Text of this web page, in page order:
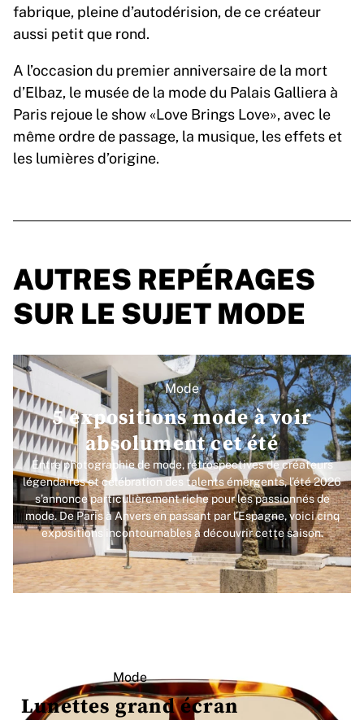
fabrique, pleine d’autodérision, de ce créateur
aussi petit que rond.
A l’occasion du premier anniversaire de la mort
d’Elbaz, le musée de la mode du Palais Galliera à
Paris rejoue le show «Love Brings Love», avec le
même ordre de passage, la musique, les effets et
les lumières d’origine.
AUTRES REPÉRAGES
SUR LE SUJET MODE
Mode
5 expositions mode à voir
absolument cet été
Entre photographie de mode, rétrospectives de créateurs
légendaires et célébration des talents émergents, l’été 2026
s’annonce particulièrement riche pour les passionnés de
mode. De Paris à Anvers en passant par l’Espagne, voici cinq
expositions incontournables à découvrir cette saison.
Mode
Lunettes grand écran